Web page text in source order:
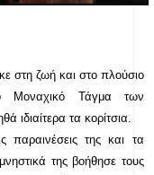
στη ζωή και στο πλούσιο
Μοναχικό Τάγμα των
ιδιαίτερα τα κορίτσια.
παραινέσεις της και τα
της βοήθησε τους